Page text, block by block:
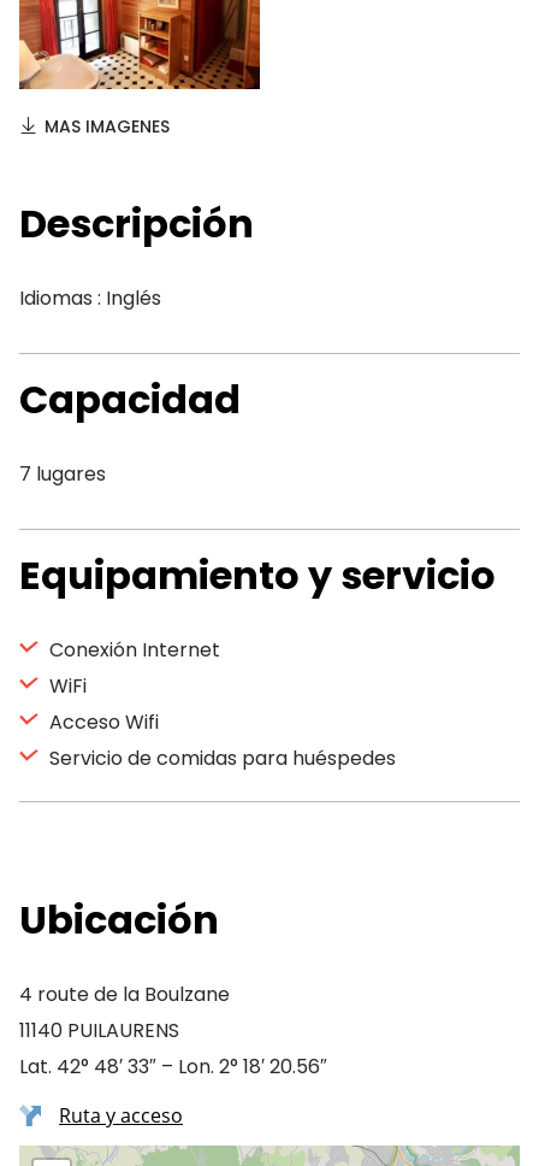
MAS IMAGENES
Descripción
Idiomas : Inglés
Capacidad
7 lugares
Equipamiento y servicio
Conexión Internet
WiFi
Acceso Wifi
Servicio de comidas para huéspedes
Ubicación
4 route de la Boulzane
11140 PUILAURENS
Lat. 42° 48′ 33″ – Lon. 2° 18′ 20.56″
Ruta y acceso